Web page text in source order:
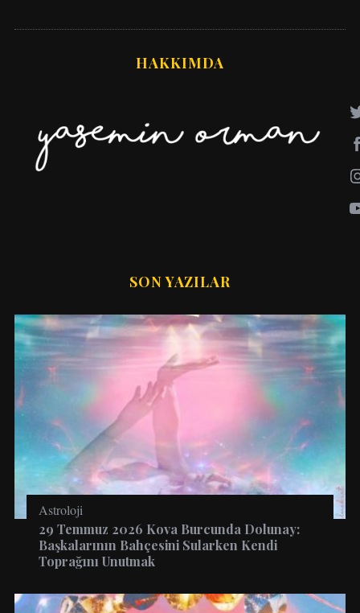
HAKKIMDA
SON YAZILAR
Astroloji
29 Temmuz 2026 Kova Burcunda Dolunay:
Başkalarının Bahçesini Sularken Kendi
Toprağını Unutmak